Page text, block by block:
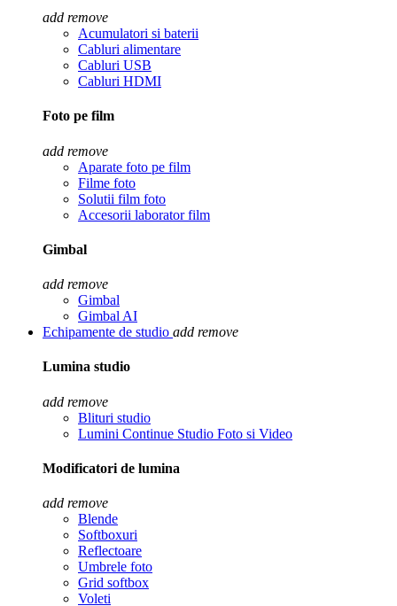
add remove
Acumulatori si baterii
Cabluri alimentare
Cabluri USB
Cabluri HDMI
Foto pe film
add remove
Aparate foto pe film
Filme foto
Solutii film foto
Accesorii laborator film
Gimbal
add remove
Gimbal
Gimbal AI
Echipamente de studio add remove
Lumina studio
add remove
Blituri studio
Lumini Continue Studio Foto si Video
Modificatori de lumina
add remove
Blende
Softboxuri
Reflectoare
Umbrele foto
Grid softbox
Voleti